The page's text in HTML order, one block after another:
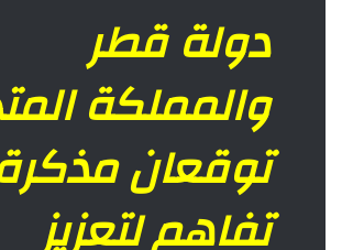
دولة قطر
والمملكة
توقعان
تفاهم لتعزيز